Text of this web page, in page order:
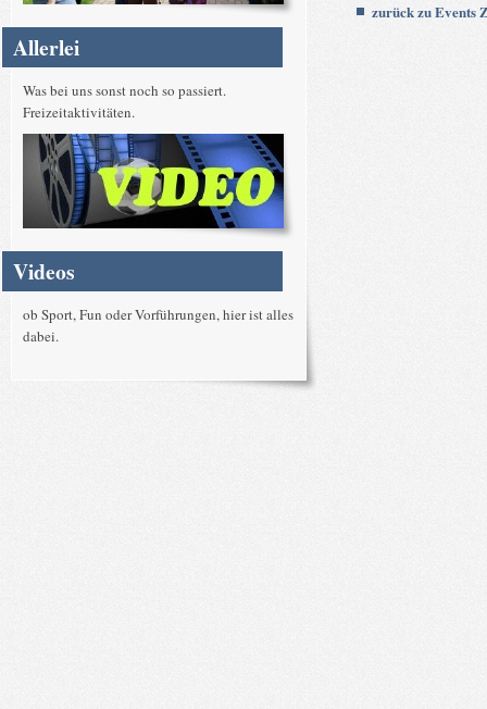
zurück zu Events
Allerlei
Was bei uns sonst noch so passiert.
Freizeitaktivitäten.
Videos
ob Sport, Fun oder Vorführungen, hier ist alles
dabei.